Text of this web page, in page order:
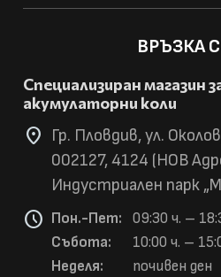
ВРЪЗКА
Специализиран магазин
акумулаторни коли
location_on
Гр. Пловдив, ул.
002127, 4124 (НОВ
Индустриален парк
schedule Пон.-Пет:
09:30 ч. –
Събота:
10:00 ч. –
Неделя:
почивен ден